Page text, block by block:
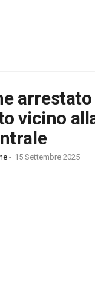
arrestato
vicino
- 15 Settembre 2025